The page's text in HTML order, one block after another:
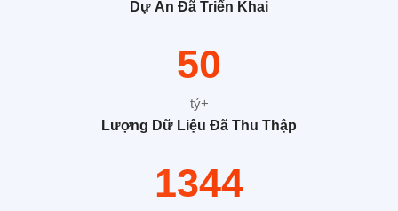
Dự Án Đã Triển Khai
79
tỷ+
Lượng Dữ Liệu Đã Thu Thập
2112